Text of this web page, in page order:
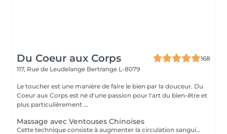
Du Coeur aux Corps
168
117, Rue de Leudelange Bertrange L-8079
Le toucher est une manière de faire le bien par la douceur. Du
Coeur aux Corps est né d'une passion pour l'art du bien-être et
plus particulièrement ...
Massage avec Ventouses Chinoises
Cette technique consiste à augmenter la circulation sanguine. L'objectif est de créer un effet de succion qui favorisera la décongestion des tissus, l'évacuation des toxines et la mobilité des tissus. Prioritairement, cette pratique s'effectue sur le dos.